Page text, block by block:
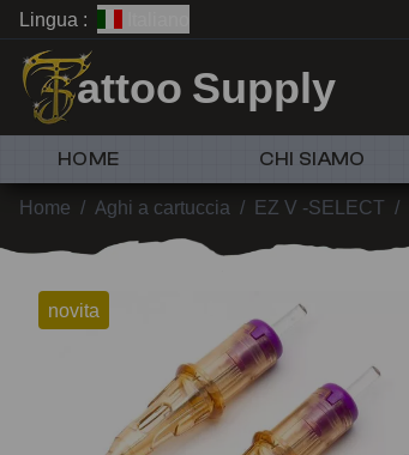
Lingua :
attoo Supply
HOME CHI SIAMO
Home / Aghi a cartuccia / EZ V -SELECT /
novita